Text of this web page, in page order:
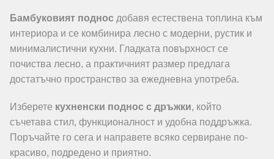
Бамбуковият поднос добавя естествена топлина към
интериора и се комбинира лесно с модерни, рустик и
минималистични кухни. Гладката повърхност се
почиства лесно, а практичният размер предлага
достатъчно пространство за ежедневна употреба.
Изберете кухненски поднос с дръжки, който
съчетава стил, функционалност и удобна поддръжка.
Поръчайте го сега и направете всяко сервиране по-
красиво, подредено и приятно.